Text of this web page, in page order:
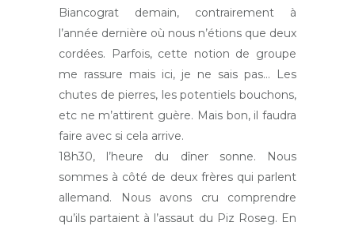
Biancograt demain, contrairement à
l’année dernière où nous n’étions que deux
cordées. Parfois, cette notion de groupe
me rassure mais ici, je ne sais pas… Les
chutes de pierres, les potentiels bouchons,
etc ne m’attirent guère. Mais bon, il faudra
faire avec si cela arrive.
18h30, l’heure du dîner sonne. Nous
sommes à côté de deux frères qui parlent
allemand. Nous avons cru comprendre
qu’ils partaient à l’assaut du Piz Roseg. En